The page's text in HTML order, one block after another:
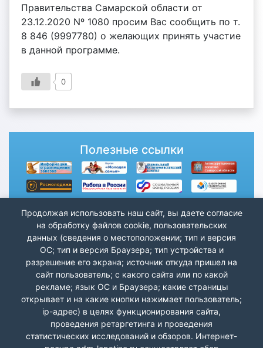
Правительства Самарской области от
23.12.2020 Nº 1080 просим Вас сообщить по т.
8 846 (9997780) о желающих принять участие
в данной программе.
0
Полезные ссылки
Продолжая использовать наш сайт, вы даете согласие
на обработку файлов cookie, пользовательских
данных (сведения о местоположении; тип и версия
ОС; тип и версия Браузера; тип устройства и
разрешение его экрана; источник откуда пришел на
сайт пользователь; с какого сайта или по какой
рекламе; язык ОС и Браузера; какие страницы
открывает и на какие кнопки нажимает пользователь;
ip-адрес) в целях функционирования сайта,
проведения ретаргетинга и проведения
статистических исследований и обзоров. Интернет-